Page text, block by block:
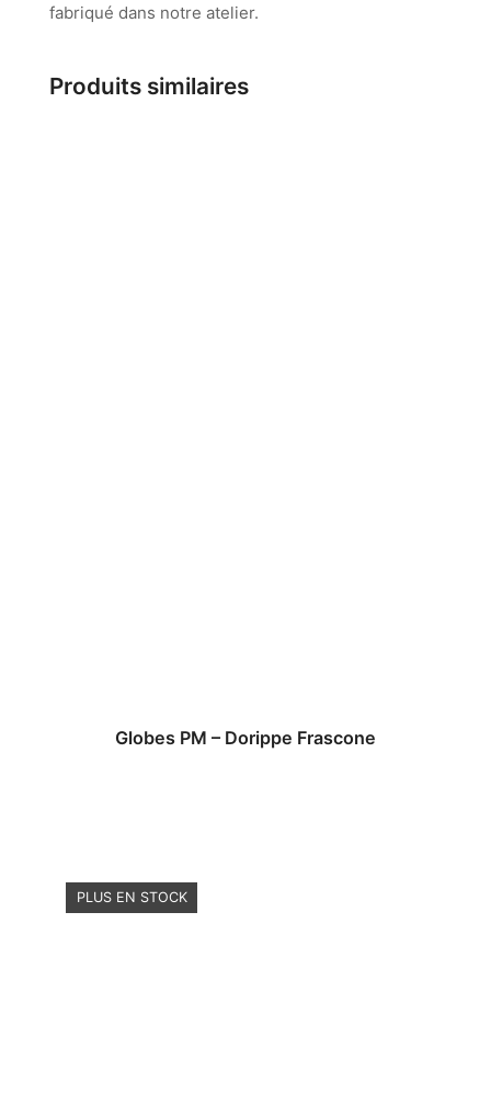
fabriqué dans notre atelier.
Produits similaires
Globes PM – Dorippe Frascone
PLUS EN STOCK